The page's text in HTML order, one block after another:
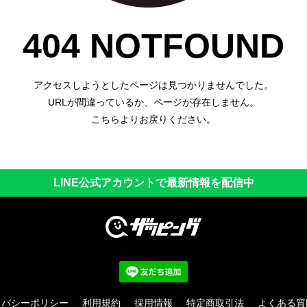
404 NOTFOUND
アクセスしようとしたページは見つかりませんでした。
URLが間違っているか、ページが存在しません。
こちら よりお戻りください。
LINE公式アカウントで最新情報を配信中
シーポリシー 利用規約 採用情報 特定商取引法 よくある質